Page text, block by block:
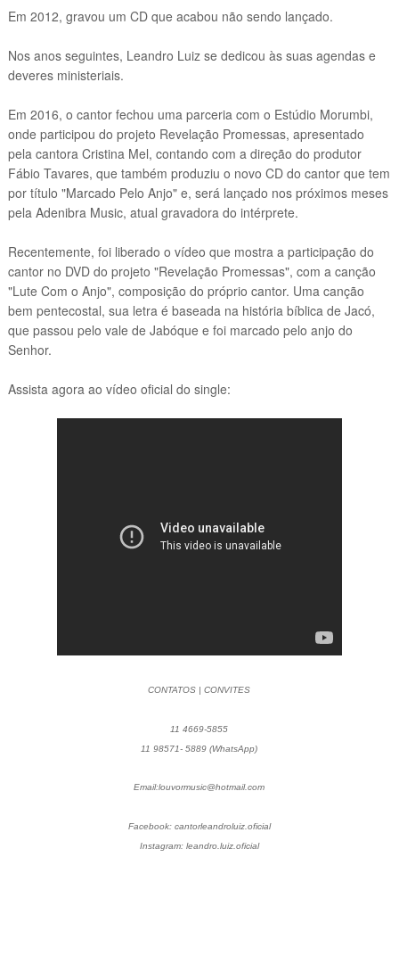
Em 2012, gravou um CD que acabou não sendo lançado.
Nos anos seguintes, Leandro Luiz se dedicou às suas agendas e
deveres ministeriais.
Em 2016, o cantor fechou uma parceria com o Estúdio Morumbi,
onde participou do projeto Revelação Promessas, apresentado
pela cantora Cristina Mel, contando com a direção do produtor
Fábio Tavares, que também produziu o novo CD do cantor que tem
por título "Marcado Pelo Anjo" e, será lançado nos próximos meses
pela Adenibra Music, atual gravadora do intérprete.
Recentemente, foi liberado o vídeo que mostra a participação do
cantor no DVD do projeto "Revelação Promessas", com a canção
"Lute Com o Anjo", composição do próprio cantor. Uma canção
bem pentecostal, sua letra é baseada na história bíblica de Jacó,
que passou pelo vale de Jabóque e foi marcado pelo anjo do
Senhor.
Assista agora ao vídeo oficial do single:
CONTATOS | CONVITES
11 4669-5855
11 98571- 5889 (WhatsApp)
Email:louvormusic@hotmail.com
Facebook: cantorleandroluiz.oficial
Instagram: leandro.luiz.oficial